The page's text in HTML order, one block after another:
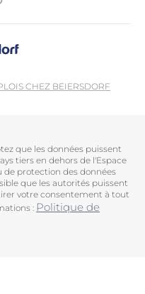
CHEZ BEIERSDORF
que les données puissent
tiers en dehors de l'Espace
de protection des données
que les autorités puissent
votre consentement à tout
: Politique de